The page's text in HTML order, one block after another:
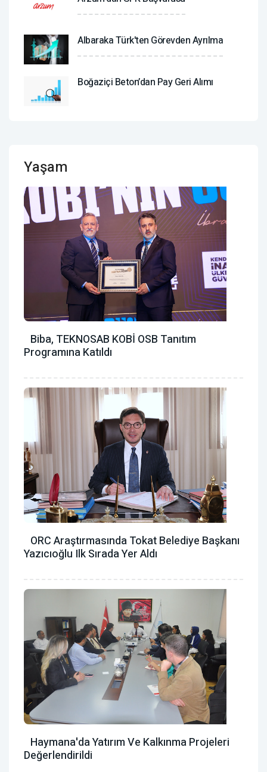
Albaraka Türk'ten Görevden Ayrılma
Boğaziçi Beton’dan Pay Geri Alımı
Yaşam
Biba, TEKNOSAB KOBİ OSB Tanıtım
Programına Katıldı
ORC Araştırmasında Tokat Belediye Başkanı
Yazıcıoğlu Ilk Sırada Yer Aldı
Haymana'da Yatırım Ve Kalkınma Projeleri
Değerlendirildi